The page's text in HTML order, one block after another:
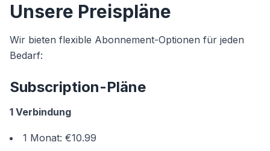
Unsere Preispläne
Wir bieten flexible Abonnement-Optionen für jeden
Bedarf:
Subscription-Pläne
1 Verbindung
1 Monat: €10.99